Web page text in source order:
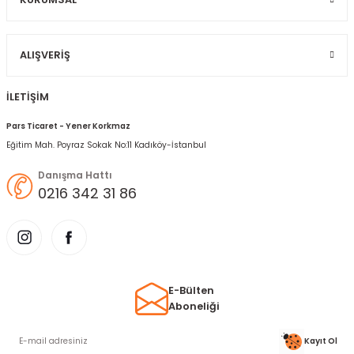
ALIŞVERIŞ
İLETİŞİM
Pars Ticaret - Yener Korkmaz
Eğitim Mah. Poyraz Sokak No:11 Kadıköy-İstanbul
Danışma Hattı
0216 342 31 86
E-Bülten
Aboneliği
Kayıt Ol